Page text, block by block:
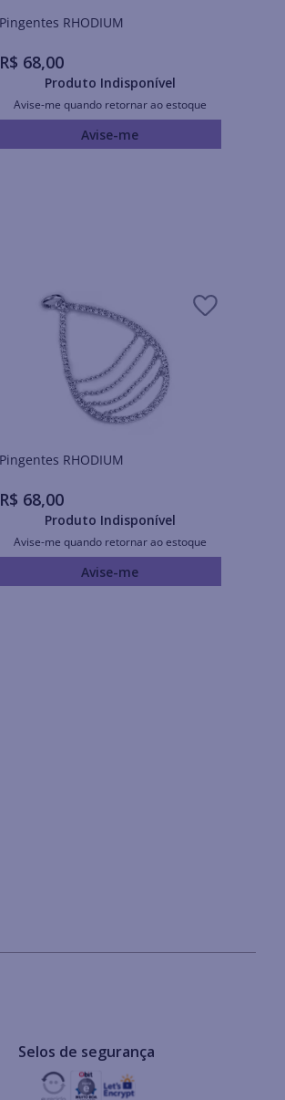
Pingentes RHODIUM
R$ 68,00
Produto Indisponível
Avise-me quando retornar ao estoque
Avise-me
Pingentes RHODIUM
R$ 68,00
Produto Indisponível
Avise-me quando retornar ao estoque
Avise-me
Selos de segurança